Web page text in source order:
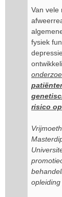
Van vele
fysiek
risico
opleiding